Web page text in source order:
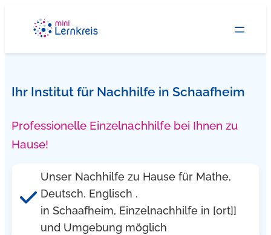
springen
Ihr Institut für Nachhilfe in Schaafheim
Professionelle Einzelnachhilfe bei Ihnen zu
Hause!
Unser Nachhilfe zu Hause für Mathe,
Deutsch. Englisch .
in Schaafheim, Einzelnachhilfe in [ort]]
und Umgebung möglich